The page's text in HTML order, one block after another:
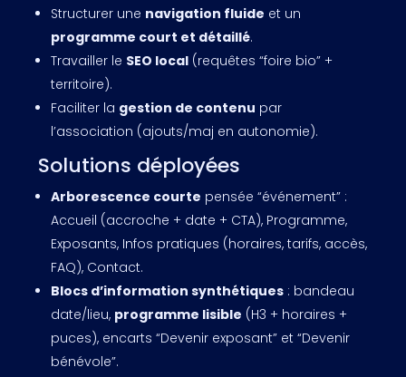
Structurer une navigation fluide et un
programme court et détaillé.
Travailler le SEO local (requêtes “foire bio” +
territoire).
Faciliter la gestion de contenu par
l’association (ajouts/maj en autonomie).
Solutions déployées
Arborescence courte pensée “événement” :
Accueil (accroche + date + CTA), Programme,
Exposants, Infos pratiques (horaires, tarifs, accès,
FAQ), Contact.
Blocs d’information synthétiques : bandeau
date/lieu, programme lisible (H3 + horaires +
puces), encarts “Devenir exposant” et “Devenir
bénévole”.